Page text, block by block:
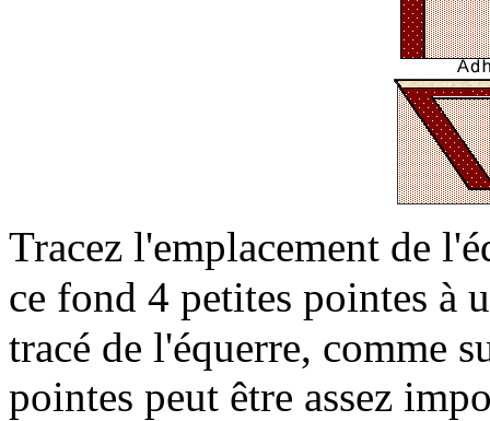
Tracez l'emplacement de
ce fond 4 petites pointes à
tracé de l'équerre, comme
pointes peut être assez